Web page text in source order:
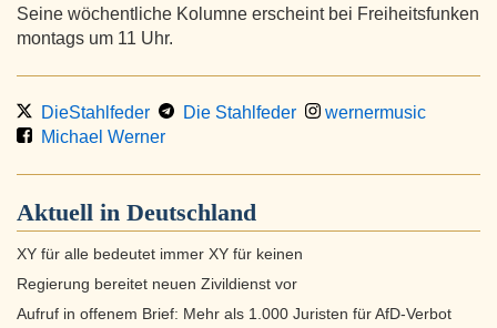
Seine wöchentliche Kolumne erscheint bei Freiheitsfunken
montags um 11 Uhr.
DieStahlfeder Die Stahlfeder
wernermusic
Michael Werner
Aktuell in Deutschland
XY für alle bedeutet immer XY für keinen
Regierung bereitet neuen Zivildienst vor
Aufruf in offenem Brief: Mehr als 1.000 Juristen für AfD-Verbot